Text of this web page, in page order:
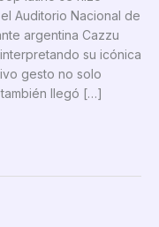
Auditorio Nacional de
argentina Cazzu
su icónica
gesto no solo
llegó […]